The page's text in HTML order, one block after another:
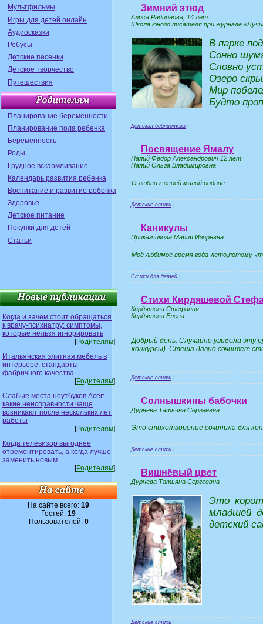
Мультфильмы
Игры для детей онлайн
Аудиосказки
Ребусы
Детские песенки
Детское творчество
Путешествия
Планирование беременности
Планирование пола ребенка
Беременность
Роды
Грудное вскармливание
Календарь развития ребенка
Воспитание и развитие ребенка
Здоровье
Детское питание
Покупки для детей
Статьи
Когда и зачем стоит обращаться
к врачу-психиатру: симптомы,
которые нельзя игнорировать
[Родителям]
Итальянская элитная мебель в
интерьере: стандарты
фабричного качества
[Родителям]
Слабые места ноутбуков Acer:
какие неисправности чаще
возникают после нескольких лет
работы
[Родителям]
Когда телевизор выгоднее
отремонтировать, а когда лучше
заменить новым
[Родителям]
На сайте всего:19
Гостей:19
Пользователей: 0
Зимний этюд
Алиса Радионова, 14 лет
Школа юного писателя при журнале
В парке
Сонно
Словно
Озеро
Мир
Будто
Детская библиотека
Посвящение Ямалу
Палий Федор Александрович 12 лет
Палий Ольга Владимировна
О любви к своей малой родине
Детские стихи
Каникулы
Приказчикова Мария Игоревна
Моё любимое время года-лето,потому
Стихи для детей
Стихи Кирдяшевой
Кирдяшева Стефания
Кирдяшева Елена
Добрый день. Случайно увидела эту
конкурсы). Стеша давно сочиняет
Детские стихи
Солнышкины бабочки
Дурнева Татьяна Сергеевна
Это стихотворение сочинила для
Детские стихи
Вишнёвый цвет
Дурнева Татьяна Сергеевна
Это
младшей
детский
Детские стихи